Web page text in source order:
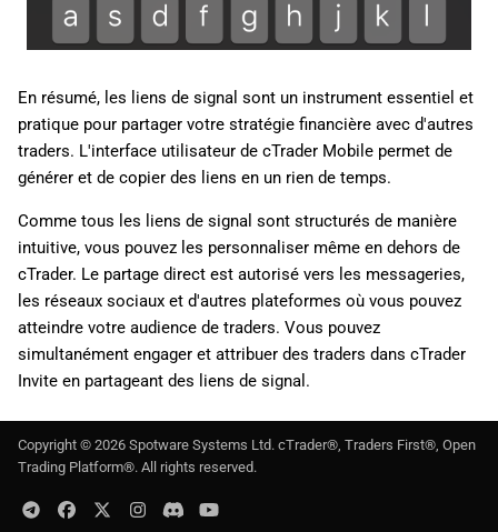
En résumé, les liens de signal sont un instrument essentiel et
pratique pour partager votre stratégie financière avec d'autres
traders. L'interface utilisateur de cTrader Mobile permet de
générer et de copier des liens en un rien de temps.
Comme tous les liens de signal sont structurés de manière
intuitive, vous pouvez les personnaliser même en dehors de
cTrader. Le partage direct est autorisé vers les messageries,
les réseaux sociaux et d'autres plateformes où vous pouvez
atteindre votre audience de traders. Vous pouvez
simultanément engager et attribuer des traders dans cTrader
Invite en partageant des liens de signal.
Copyright © 2026 Spotware Systems Ltd. cTrader®, Traders First®, Open
Trading Platform®. All rights reserved.